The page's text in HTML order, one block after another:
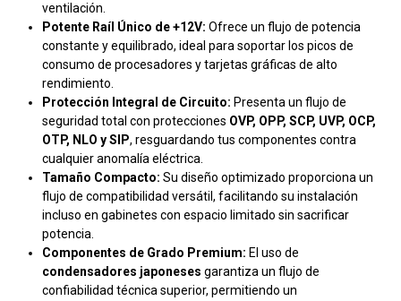
ventilación.
Potente Raíl Único de +12V: Ofrece un flujo de potencia
constante y equilibrado, ideal para soportar los picos de
consumo de procesadores y tarjetas gráficas de alto
rendimiento.
Protección Integral de Circuito: Presenta un flujo de
seguridad total con protecciones OVP, OPP, SCP, UVP, OCP,
OTP, NLO y SIP, resguardando tus componentes contra
cualquier anomalía eléctrica.
Tamaño Compacto: Su diseño optimizado proporciona un
flujo de compatibilidad versátil, facilitando su instalación
incluso en gabinetes con espacio limitado sin sacrificar
potencia.
Componentes de Grado Premium: El uso de
condensadores japoneses garantiza un flujo de
confiabilidad técnica superior, permitiendo un